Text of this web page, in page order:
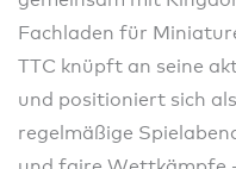
Fachladen für
TTC knüpft an seine
und positioniert sich
regelmäßige